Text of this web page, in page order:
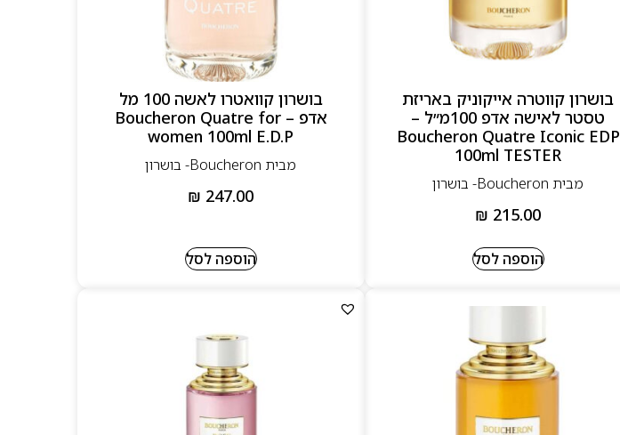
בושרון קווטרה אייקוניק באריזת
טסטר לאישה אדפ 100מ״ל –
Boucheron Quatre Iconic EDP
100ml TESTER
מבית Boucheron- בושרון
₪ 215.00
הוספה לסל
בושרון קוואטרו לאשה 100 מל
אדפ – Boucheron Quatre for
women 100ml E.D.P
מבית Boucheron- בושרון
₪ 247.00
הוספה לסל